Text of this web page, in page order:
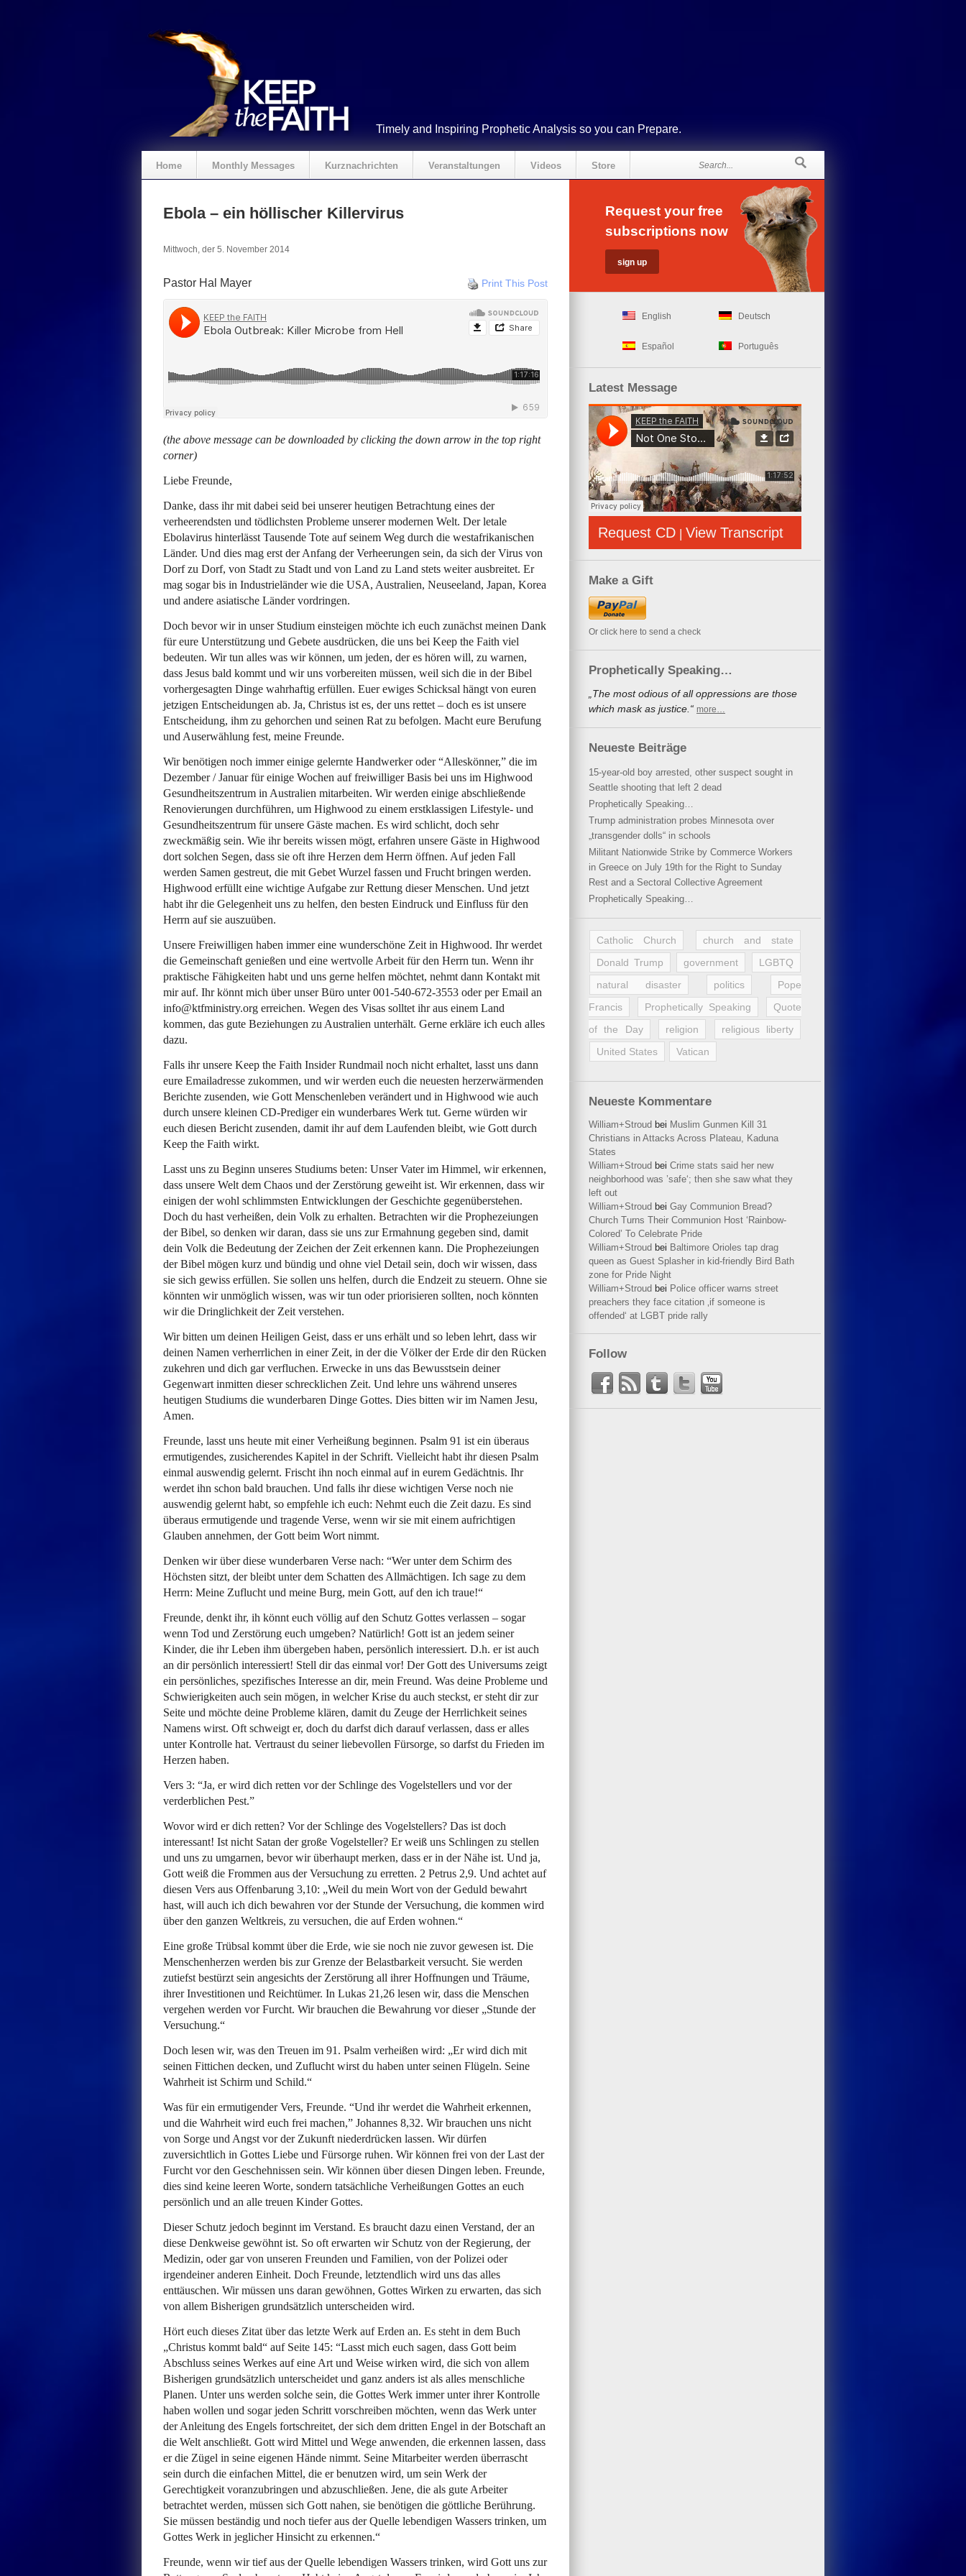
Timely and Inspiring Prophetic Analysis so you can Prepare.
Home Monthly Messages Kurznachrichten Veranstaltungen Videos Store
Ebola – ein höllischer Killervirus
Mittwoch, der 5. November 2014
Print This Post
Pastor Hal Mayer
(the above message can be downloaded by clicking the down arrow in the top right
corner)
Liebe Freunde,
Danke, dass ihr mit dabei seid bei unserer heutigen Betrachtung eines der
verheerendsten und tödlichsten Probleme unserer modernen Welt. Der letale
Ebolavirus hinterlässt Tausende Tote auf seinem Weg durch die westafrikanischen
Länder. Und dies mag erst der Anfang der Verheerungen sein, da sich der Virus von
Dorf zu Dorf, von Stadt zu Stadt und von Land zu Land stets weiter ausbreitet. Er
mag sogar bis in Industrieländer wie die USA, Australien, Neuseeland, Japan, Korea
und andere asiatische Länder vordringen.
Doch bevor wir in unser Studium einsteigen möchte ich euch zunächst meinen Dank
für eure Unterstützung und Gebete ausdrücken, die uns bei Keep the Faith viel
bedeuten. Wir tun alles was wir können, um jeden, der es hören will, zu warnen,
dass Jesus bald kommt und wir uns vorbereiten müssen, weil sich die in der Bibel
vorhergesagten Dinge wahrhaftig erfüllen. Euer ewiges Schicksal hängt von euren
jetzigen Entscheidungen ab. Ja, Christus ist es, der uns rettet – doch es ist unsere
Entscheidung, ihm zu gehorchen und seinen Rat zu befolgen. Macht eure Berufung
und Auserwählung fest, meine Freunde.
Wir benötigen noch immer einige gelernte Handwerker oder “Alleskönner,” die im
Dezember / Januar für einige Wochen auf freiwilliger Basis bei uns im Highwood
Gesundheitszentrum in Australien mitarbeiten. Wir werden einige abschließende
Renovierungen durchführen, um Highwood zu einem erstklassigen Lifestyle- und
Gesundheitszentrum für unsere Gäste machen. Es wird schlicht, doch sehr
zweckmäßig sein. Wie ihr bereits wissen mögt, erfahren unsere Gäste in Highwood
dort solchen Segen, dass sie oft ihre Herzen dem Herrn öffnen. Auf jeden Fall
werden Samen gestreut, die mit Gebet Wurzel fassen und Frucht bringen werden.
Highwood erfüllt eine wichtige Aufgabe zur Rettung dieser Menschen. Und jetzt
habt ihr die Gelegenheit uns zu helfen, den besten Eindruck und Einfluss für den
Herrn auf sie auszuüben.
Unsere Freiwilligen haben immer eine wunderschöne Zeit in Highwood. Ihr werdet
die Gemeinschaft genießen und eine wertvolle Arbeit für den Herrn tun. Wenn ihr
praktische Fähigkeiten habt und uns gerne helfen möchtet, nehmt dann Kontakt mit
mir auf. Ihr könnt mich über unser Büro unter 001-540-672-3553 oder per Email an
info@ktfministry.org erreichen. Wegen des Visas solltet ihr aus einem Land
kommen, das gute Beziehungen zu Australien unterhält. Gerne erkläre ich euch alles
dazu.
Falls ihr unsere Keep the Faith Insider Rundmail noch nicht erhaltet, lasst uns dann
eure Emailadresse zukommen, und wir werden euch die neuesten herzerwärmenden
Berichte zusenden, wie Gott Menschenleben verändert und in Highwood wie auch
durch unsere kleinen CD-Prediger ein wunderbares Werk tut. Gerne würden wir
euch diesen Bericht zusenden, damit ihr auf dem Laufenden bleibt, wie Gott durch
Keep the Faith wirkt.
Lasst uns zu Beginn unseres Studiums beten: Unser Vater im Himmel, wir erkennen,
dass unsere Welt dem Chaos und der Zerstörung geweiht ist. Wir erkennen, dass wir
einigen der wohl schlimmsten Entwicklungen der Geschichte gegenüberstehen.
Doch du hast verheißen, dein Volk zu erhalten. Betrachten wir die Prophezeiungen
der Bibel, so denken wir daran, dass sie uns zur Ermahnung gegeben sind, damit
dein Volk die Bedeutung der Zeichen der Zeit erkennen kann. Die Prophezeiungen
der Bibel mögen kurz und bündig und ohne viel Detail sein, doch wir wissen, dass
sie sich gewiss erfüllen. Sie sollen uns helfen, durch die Endzeit zu steuern. Ohne sie
könnten wir unmöglich wissen, was wir tun oder priorisieren sollten, noch könnten
wir die Dringlichkeit der Zeit verstehen.
Wir bitten um deinen Heiligen Geist, dass er uns erhält und so leben lehrt, dass wir
deinen Namen verherrlichen in einer Zeit, in der die Völker der Erde dir den Rücken
zukehren und dich gar verfluchen. Erwecke in uns das Bewusstsein deiner
Gegenwart inmitten dieser schrecklichen Zeit. Und lehre uns während unseres
heutigen Studiums die wunderbaren Dinge Gottes. Dies bitten wir im Namen Jesu,
Amen.
Freunde, lasst uns heute mit einer Verheißung beginnen. Psalm 91 ist ein überaus
ermutigendes, zusicherendes Kapitel in der Schrift. Vielleicht habt ihr diesen Psalm
einmal auswendig gelernt. Frischt ihn noch einmal auf in eurem Gedächtnis. Ihr
werdet ihn schon bald brauchen. Und falls ihr diese wichtigen Verse noch nie
auswendig gelernt habt, so empfehle ich euch: Nehmt euch die Zeit dazu. Es sind
überaus ermutigende und tragende Verse, wenn wir sie mit einem aufrichtigen
Glauben annehmen, der Gott beim Wort nimmt.
Denken wir über diese wunderbaren Verse nach: “Wer unter dem Schirm des
Höchsten sitzt, der bleibt unter dem Schatten des Allmächtigen. Ich sage zu dem
Herrn: Meine Zuflucht und meine Burg, mein Gott, auf den ich traue!“
Freunde, denkt ihr, ih könnt euch völlig auf den Schutz Gottes verlassen – sogar
wenn Tod und Zerstörung euch umgeben? Natürlich! Gott ist an jedem seiner
Kinder, die ihr Leben ihm übergeben haben, persönlich interessiert. D.h. er ist auch
an dir persönlich interessiert! Stell dir das einmal vor! Der Gott des Universums zeigt
ein persönliches, spezifisches Interesse an dir, mein Freund. Was deine Probleme und
Schwierigkeiten auch sein mögen, in welcher Krise du auch steckst, er steht dir zur
Seite und möchte deine Probleme klären, damit du Zeuge der Herrlichkeit seines
Namens wirst. Oft schweigt er, doch du darfst dich darauf verlassen, dass er alles
unter Kontrolle hat. Vertraust du seiner liebevollen Fürsorge, so darfst du Frieden im
Herzen haben.
Vers 3: “Ja, er wird dich retten vor der Schlinge des Vogelstellers und vor der
verderblichen Pest.”
Wovor wird er dich retten? Vor der Schlinge des Vogelstellers? Das ist doch
interessant! Ist nicht Satan der große Vogelsteller? Er weiß uns Schlingen zu stellen
und uns zu umgarnen, bevor wir überhaupt merken, dass er in der Nähe ist. Und ja,
Gott weiß die Frommen aus der Versuchung zu erretten. 2 Petrus 2,9. Und achtet auf
diesen Vers aus Offenbarung 3,10: „Weil du mein Wort von der Geduld bewahrt
hast, will auch ich dich bewahren vor der Stunde der Versuchung, die kommen wird
über den ganzen Weltkreis, zu versuchen, die auf Erden wohnen.“
Eine große Trübsal kommt über die Erde, wie sie noch nie zuvor gewesen ist. Die
Menschenherzen werden bis zur Grenze der Belastbarkeit versucht. Sie werden
zutiefst bestürzt sein angesichts der Zerstörung all ihrer Hoffnungen und Träume,
ihrer Investitionen und Reichtümer. In Lukas 21,26 lesen wir, dass die Menschen
vergehen werden vor Furcht. Wir brauchen die Bewahrung vor dieser „Stunde der
Versuchung.“
Doch lesen wir, was den Treuen im 91. Psalm verheißen wird: „Er wird dich mit
seinen Fittichen decken, und Zuflucht wirst du haben unter seinen Flügeln. Seine
Wahrheit ist Schirm und Schild.“
Was für ein ermutigender Vers, Freunde. “Und ihr werdet die Wahrheit erkennen,
und die Wahrheit wird euch frei machen,” Johannes 8,32. Wir brauchen uns nicht
von Sorge und Angst vor der Zukunft niederdrücken lassen. Wir dürfen
zuversichtlich in Gottes Liebe und Fürsorge ruhen. Wir können frei von der Last der
Furcht vor den Geschehnissen sein. Wir können über diesen Dingen leben. Freunde,
dies sind keine leeren Worte, sondern tatsächliche Verheißungen Gottes an euch
persönlich und an alle treuen Kinder Gottes.
Dieser Schutz jedoch beginnt im Verstand. Es braucht dazu einen Verstand, der an
diese Denkweise gewöhnt ist. So oft erwarten wir Schutz von der Regierung, der
Medizin, oder gar von unseren Freunden und Familien, von der Polizei oder
irgendeiner anderen Einheit. Doch Freunde, letztendlich wird uns das alles
enttäuschen. Wir müssen uns daran gewöhnen, Gottes Wirken zu erwarten, das sich
von allem Bisherigen grundsätzlich unterscheiden wird.
Hört euch dieses Zitat über das letzte Werk auf Erden an. Es steht in dem Buch
„Christus kommt bald“ auf Seite 145: “Lasst mich euch sagen, dass Gott beim
Abschluss seines Werkes auf eine Art und Weise wirken wird, die sich von allem
Bisherigen grundsätzlich unterscheidet und ganz anders ist als alles menschliche
Planen. Unter uns werden solche sein, die Gottes Werk immer unter ihrer Kontrolle
haben wollen und sogar jeden Schritt vorschreiben möchten, wenn das Werk unter
der Anleitung des Engels fortschreitet, der sich dem dritten Engel in der Botschaft an
die Welt anschließt. Gott wird Mittel und Wege anwenden, die erkennen lassen, dass
er die Zügel in seine eigenen Hände nimmt. Seine Mitarbeiter werden überrascht
sein durch die einfachen Mittel, die er benutzen wird, um sein Werk der
Gerechtigkeit voranzubringen und abzuschließen. Jene, die als gute Arbeiter
betrachtet werden, müssen sich Gott nahen, sie benötigen die göttliche Berührung.
Sie müssen beständig und noch tiefer aus der Quelle lebendigen Wassers trinken, um
Gottes Werk in jeglicher Hinsicht zu erkennen.“
Freunde, wenn wir tief aus der Quelle lebendigen Wassers trinken, wird Gott uns zur
Request your free
subscriptions now
English Deutsch
Español Português
Latest Message
Request CD | View Transcript
Make a Gift
Or click here to send a check
Prophetically Speaking…
„The most odious of all oppressions are those
which mask as justice.“ more…
Neueste Beiträge
15-year-old boy arrested, other suspect sought in
Seattle shooting that left 2 dead
Prophetically Speaking…
Trump administration probes Minnesota over
„transgender dolls“ in schools
Militant Nationwide Strike by Commerce Workers
in Greece on July 19th for the Right to Sunday
Rest and a Sectoral Collective Agreement
Prophetically Speaking…
Catholic Church
church and state
Donald Trump
government
LGBTQ
natural disaster
politics
Pope
Francis
Prophetically Speaking
Quote
of the Day
religion
religious liberty
United States
Vatican
Neueste Kommentare
William+Stroud bei Muslim Gunmen Kill 31
Christians in Attacks Across Plateau, Kaduna
States
William+Stroud bei Crime stats said her new
neighborhood was ’safe‘; then she saw what they
left out
William+Stroud bei Gay Communion Bread?
Church Turns Their Communion Host ‘Rainbow-
Colored’ To Celebrate Pride
William+Stroud bei Baltimore Orioles tap drag
queen as Guest Splasher in kid-friendly Bird Bath
zone for Pride Night
William+Stroud bei Police officer warns street
preachers they face citation ‚if someone is
offended‘ at LGBT pride rally
Follow